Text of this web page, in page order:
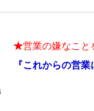
行(85)
ビジネス成功法(10)
の自分を表現する 成
★営業の嫌なこと
『これからの営業